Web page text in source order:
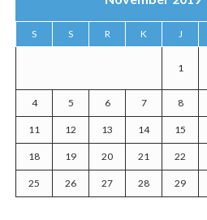
S S R K J
1
4 5 6 7 8
11 12 13 14 15
18 19 20 21 22
25 26 27 28 29